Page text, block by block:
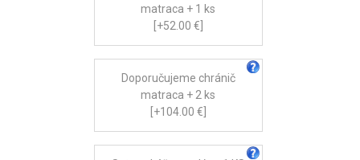
matraca + 1 ks
[+52.00 €]
Doporučujeme chránič
matraca + 2 ks
[+104.00 €]